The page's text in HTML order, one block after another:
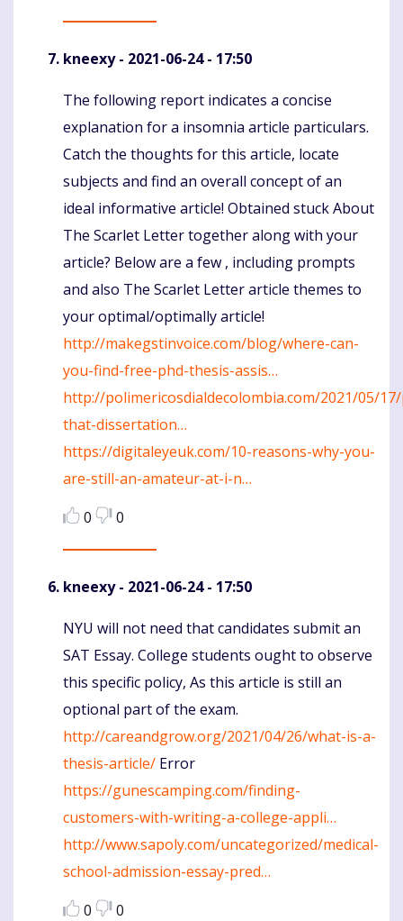
kneexy- 2021-06-24 - 17:50
Komentaras
The following report indicates a concise
explanation for a insomnia article particulars.
Catch the thoughts for this article, locate
subjects and find an overall concept of an
ideal informative article! Obtained stuck About
The Scarlet Letter together along with your
article? Below are a few , including prompts
and also The Scarlet Letter article themes to
your optimal/optimally article!
http://makegstinvoice.com/blog/where-can-
you-find-free-phd-thesis-assis…
http://polimericosdialdecolombia.com/2021/05/
that-dissertation…
https://digitaleyeuk.com/10-reasons-why-you-
are-still-an-amateur-at-i-n…
0
0
kneexy- 2021-06-24 - 17:50
Komentaras
NYU will not need that candidates submit an
SAT Essay. College students ought to observe
this specific policy, As this article is still an
optional part of the exam.
http://careandgrow.org/2021/04/26/what-is-a-
thesis-article/ Error
https://gunescamping.com/finding-
customers-with-writing-a-college-appli…
http://www.sapoly.com/uncategorized/medical-
school-admission-essay-pred…
0
0